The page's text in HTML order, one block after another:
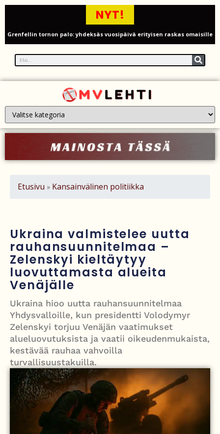
NYT!
Grenfellin tornon palo: yhdeksäs vuosipäivä erityisen raskas omaisille
Turistijuna kaatui Cártaman tapasjuhlilla – 17 loukkaantui Espanjassa
kuukautisterveyden ja endometrioosin hoidon puolesta
PT Vatanen antoi porttikiellon Juhana Tegelbergille – tiukka
välienselvittely PTV Gymillä tallentui videolle
Iso-Britannia heikentämässä sähköautojen myyntitavoitetta – mitä
mitä tiedetään traagisesta turmasta
Poliisijohtaja Dennis Pasterstein teki rikosilmoituksen Ile Vainion
törkyrunosta – kunnianloukkaus tutkintaan
Israelin isku Beirutiin kiristää jännitteitä – Hezbollah, Iran ja
Roy Hattersley – työväenpuolueen modernisoija, joka jäi oppositioon
mutta muutti politiikan suunnan
Etusivu » Kansainvälinen politiikka
Ukraina valmistelee uutta
rauhansuunnitelmaa –
Zelenskyi kieltäytyy
luovuttamasta alueita
Venäjälle
Ukraina hioo uutta rauhansuunnitelmaa
Yhdysvalloille, kun presidentti Volodymyr
Zelenskyi torjuu Venäjän vaatimukset
alueluovutuksista ja vaatii oikeudenmukaista,
kestävää rauhaa vahvoilla
turvallisuustakuilla.